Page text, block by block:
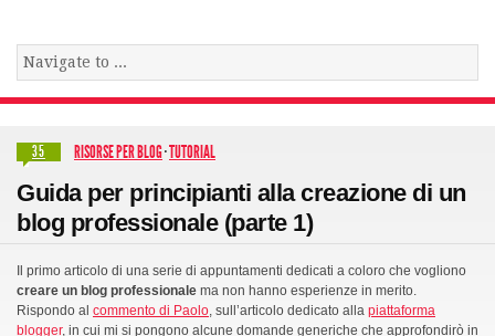
35 RISORSE PER BLOG·TUTORIAL
Guida per principianti alla creazione di un
blog professionale (parte 1)
Il primo articolo di una serie di appuntamenti dedicati a coloro che vogliono
creare un blog professionale ma non hanno esperienze in merito.
Rispondo al commento di Paolo, sull’articolo dedicato alla piattaforma
blogger, in cui mi si pongono alcune domande generiche che approfondirò in